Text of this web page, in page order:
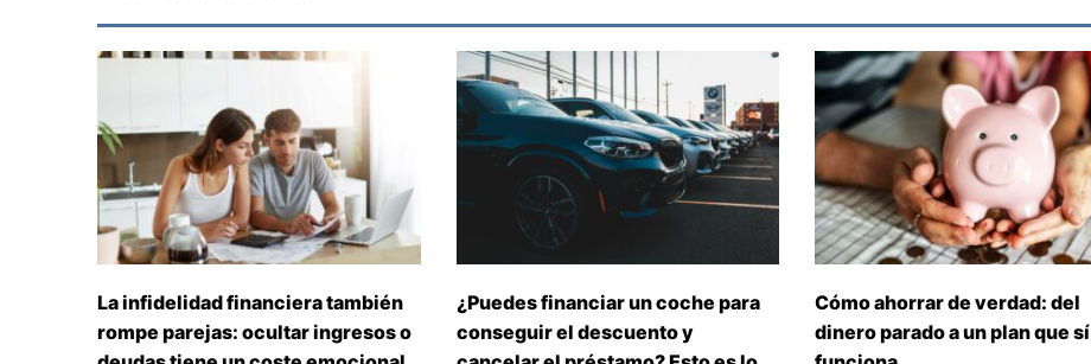
La infidelidad financiera también
rompe parejas: ocultar ingresos o
¿Puedes financiar un coche para
conseguir el descuento y
Cómo ahorrar de verdad: del
dinero parado a un plan que sí